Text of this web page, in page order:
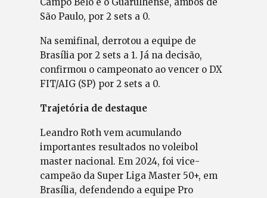
São Paulo, por 2 sets a 0.
Na semifinal, derrotou a equipe de
Brasília por 2 sets a 1. Já na decisão,
confirmou o campeonato ao vencer o DX
FIT/AIG (SP) por 2 sets a 0.
Trajetória de destaque
Leandro Roth vem acumulando
importantes resultados no voleibol
master nacional. Em 2024, foi vice-
campeão da Super Liga Master 50+, em
Brasília, defendendo a equipe Pro